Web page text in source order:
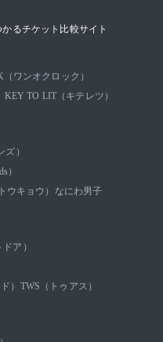
るチケット比較サイト
ワンオクロック）
KEY TO LIT（キテレツ）
）
）
ウキョウ）
なにわ男子
ア）
） TWS（トゥアス）